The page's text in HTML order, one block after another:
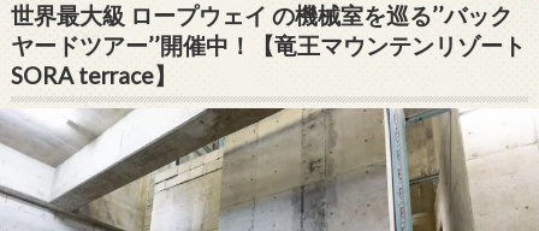
世界最大級 ロープウェイ の機械室を巡る’’バック
ヤードツアー’’開催中！【竜王マウンテンリゾート
SORA terrace】